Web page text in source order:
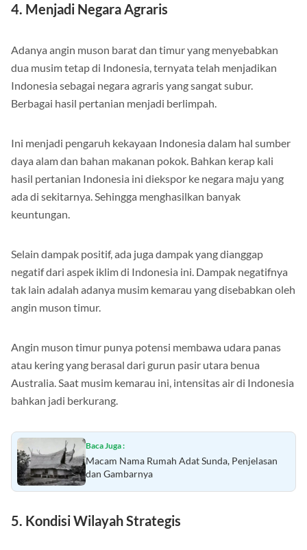
4. Menjadi Negara Agraris
Adanya angin muson barat dan timur yang menyebabkan
dua musim tetap di Indonesia, ternyata telah menjadikan
Indonesia sebagai negara agraris yang sangat subur.
Berbagai hasil pertanian menjadi berlimpah.
Ini menjadi pengaruh kekayaan Indonesia dalam hal sumber
daya alam dan bahan makanan pokok. Bahkan kerap kali
hasil pertanian Indonesia ini diekspor ke negara maju yang
ada di sekitarnya. Sehingga menghasilkan banyak
keuntungan.
Selain dampak positif, ada juga dampak yang dianggap
negatif dari aspek iklim di Indonesia ini. Dampak negatifnya
tak lain adalah adanya musim kemarau yang disebabkan oleh
angin muson timur.
Angin muson timur punya potensi membawa udara panas
atau kering yang berasal dari gurun pasir utara benua
Australia. Saat musim kemarau ini, intensitas air di Indonesia
bahkan jadi berkurang.
Baca Juga :
Macam Nama Rumah Adat Sunda, Penjelasan
dan Gambarnya
5. Kondisi Wilayah Strategis